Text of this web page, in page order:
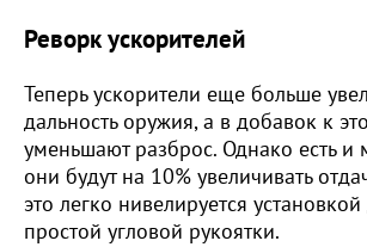
Реворк ускорителей
Теперь ускорители еще больше
дальность оружия, а в добавок к
уменьшают разброс. Однако есть и
они будут на 10% увеличивать
это легко нивелируется
простой угловой рукоятки.